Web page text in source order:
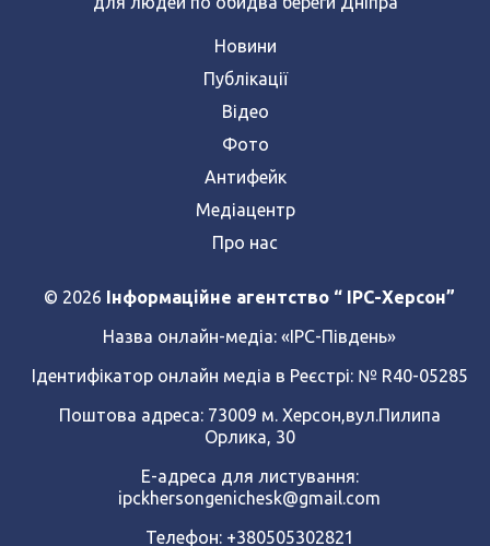
Новини
Публікації
Відео
Фото
Антифейк
Медіацентр
Про нас
© 2026 Інформаційне агентство “ IPC-Херсон”
Назва онлайн-медіа: «ІРС-Південь»
Ідентифікатор онлайн медіа в Реєстрі: № R40-05285
Поштова адреса: 73009 м. Херсон,вул.Пилипа
Орлика, 30
Е-адреса для листування:
ipckhersongenichesk@gmail.com
Телефон: +380505302821